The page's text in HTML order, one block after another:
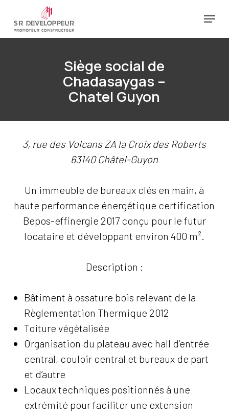
contenu
Menu
Siège social de
Chadasaygas –
Chatel Guyon
3, rue des Volcans ZA la Croix des Roberts
63140 Châtel-Guyon
Un immeuble de bureaux clés en main, à
haute performance énergétique certification
Bepos-effinergie 2017 conçu pour le futur
locataire et développant environ 400 m².
Description :
Bâtiment à ossature bois relevant de la
Règlementation Thermique 2012
Toiture végétalisée
Organisation du plateau avec hall d’entrée
central, couloir central et bureaux de part
et d’autre
Locaux techniques positionnés à une
extrémité pour faciliter une extension